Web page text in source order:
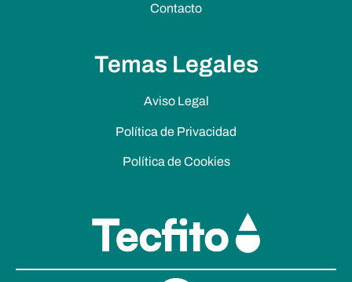
Contacto
Temas Legales
Aviso Legal
Política de Privacidad
Política de Cookies